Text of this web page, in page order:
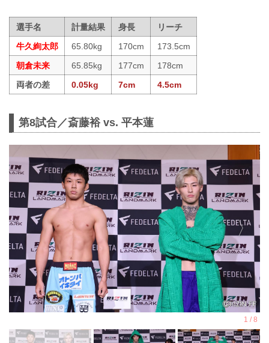
選手名 計量結果 身長
リーチ
牛久絢太郎
65.80kg 170cm
173.5cm
朝倉未来
65.85kg 177cm
178cm
両者の差
0.05kg 7cm 4.5cm
第8試合／斎藤裕 vs. 平本蓮